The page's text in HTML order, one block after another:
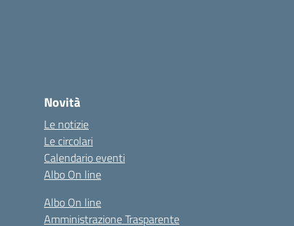
Novità
Le notizie
Le circolari
Calendario eventi
Albo On line
Albo On line
Amministrazione Trasparente